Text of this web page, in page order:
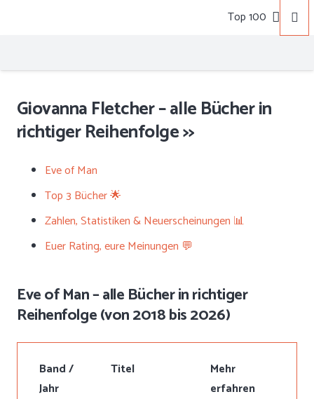
Top 100
Giovanna Fletcher – alle Bücher in
richtiger Reihenfolge >>
Eve of Man
Top 3 Bücher 🌟
Zahlen, Statistiken & Neuerscheinungen 📊
Euer Rating, eure Meinungen 💬
Eve of Man – alle Bücher in richtiger
Reihenfolge (von 2018 bis 2026)
Band /
Jahr
Titel
Mehr
erfahren